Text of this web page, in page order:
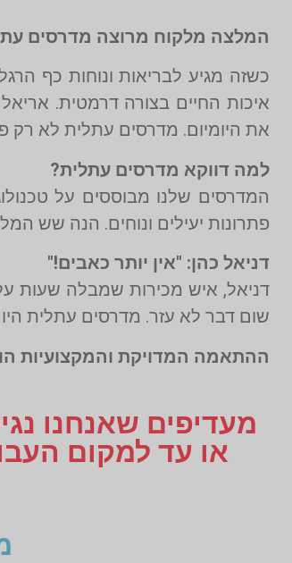
המלצה מלקוח מרוצה מדרסים
כשזה מגיע לבריאות ונוחות כף
איכות החיים בצורה דרמטית.
את היומיום. מדרסים עתלית לא רק
למה דווקא מדרסים עתלית?
המדרסים שלנו מבוססים על
פתרונות יעילים ונוחים. הנה שש
דניאל כהן: "אין יותר כאבים!"
דניאל, איש מכירות שמבלה שעות
שום דבר לא עזר. מדרסים עתלית
ההתאמה המדויקת והמקצועיות
מעדיפים שאנחנו